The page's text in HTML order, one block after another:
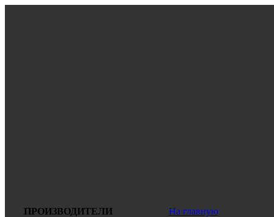
ПРОИЗВОДИТЕЛИ На главную